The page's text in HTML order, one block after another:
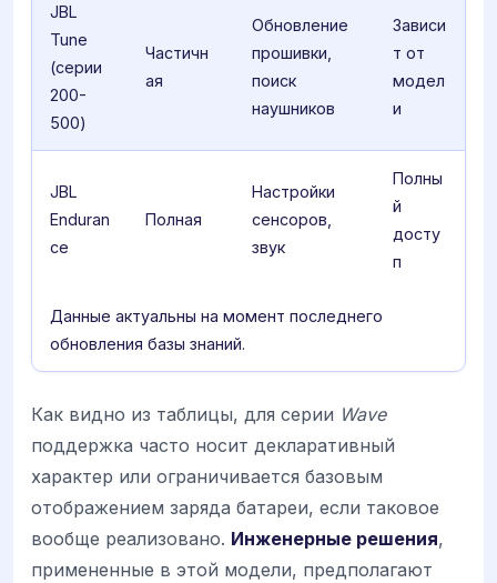
JBL
Tune
(серии
200-
500)
Частичн
ая
Обновление
прошивки,
поиск
наушников
Зависи
т от
модел
и
JBL
Enduran
ce
Полная
Настройки
сенсоров,
звук
Полны
й
досту
п
Данные актуальны на момент последнего
обновления базы знаний.
Как видно из таблицы, для серии Wave
поддержка часто носит декларативный
характер или ограничивается базовым
отображением заряда батареи, если таковое
вообще реализовано. Инженерные решения,
примененные в этой модели, предполагают